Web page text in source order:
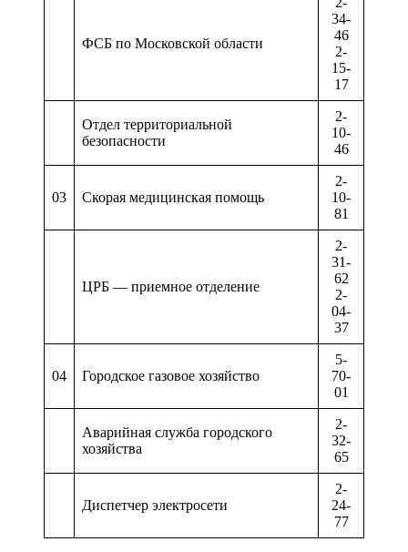
ФСБ по Московской области
34-
46
2-
15-
17
Отдел территориальной
безопасности
2-
10-
46
03 Скорая медицинская помощь
2-
10-
81
ЦРБ — приемное отделение
2-
31-
62
2-
04-
37
04 Городское газовое хозяйство
5-
70-
01
Аварийная служба городского
хозяйства
2-
32-
65
Диспетчер электросети
2-
24-
77